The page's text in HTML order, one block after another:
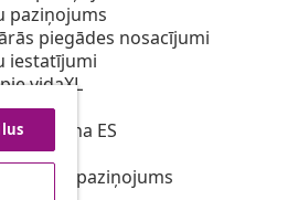
paziņojums
piegādes nosacījumi
iestatījumi
vidaXL
persona ES
paziņojums